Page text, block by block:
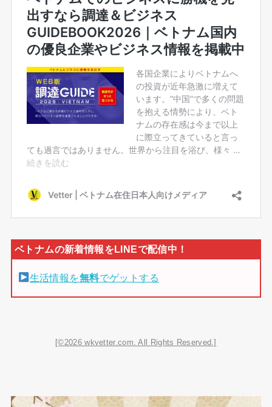
生活情報を無料でゲットする
[©2026 wkvetter.com. All Rights Reserved.]